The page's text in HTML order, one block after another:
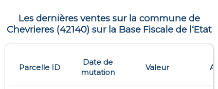
Les dernières ventes sur la commune de
Chevrieres(42140) sur la Base Fiscale de l‘Etat
Parcelle ID
Date de
mutation
Valeur